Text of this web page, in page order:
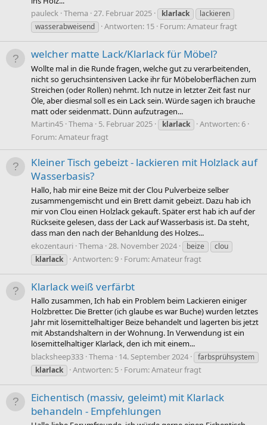
pauleck Thema 27. Februar 2025 klarlack
lackieren
wasserabweisend
Antworten: 15 Forum:Amateur fragt
welcher matte Lack/Klarlack für Möbel?
Wollte mal in die Runde fragen, welche gut zu verarbeitenden,
nicht so geruchsintensiven Lacke ihr für Möbeloberflächen zum
Streichen (oder Rollen) nehmt. Ich nutze in letzter Zeit fast nur
Öle, aber diesmal soll es ein Lack sein. Würde sagen ich brauche
matt oder seidenmatt. Dünn aufzutragen...
Martin45 Thema 5. Februar 2025 klarlack
Antworten: 6
Forum:Amateur fragt
Kleiner Tisch gebeizt - lackieren mit Holzlack auf
Wasserbasis?
Hallo, hab mir eine Beize mit der Clou Pulverbeize selber
zusammengemischt und ein Brett damit gebeizt. Dazu hab ich
mir von Clou einen Holzlack gekauft. Später erst hab ich auf der
Rückseite gelesen, dass der Lack auf Wasserbasis ist. Da steht,
dass man den nach der Behanldung des Holzes...
ekozentauri Thema 28. November 2024 beize
clou
klarlack
Antworten: 9 Forum:Amateur fragt
Klarlack weiß verfärbt
Hallo zusammen, Ich hab ein Problem beim Lackieren einiger
Holzbretter. Die Bretter (ich glaube es war Buche) wurden letztes
Jahr mit lösemittelhaltiger Beize behandelt und lagerten bis jetzt
mit Abstandshaltern in der Wohnung. In Verwendung ist ein
lösemittelhaltiger Klarlack, den ich mit einem...
blacksheep333 Thema 14. September 2024
farbsprühsystem
klarlack
Antworten: 5 Forum:Amateur fragt
Eichentisch (massiv, geleimt) mit Klarlack
behandeln - Empfehlungen